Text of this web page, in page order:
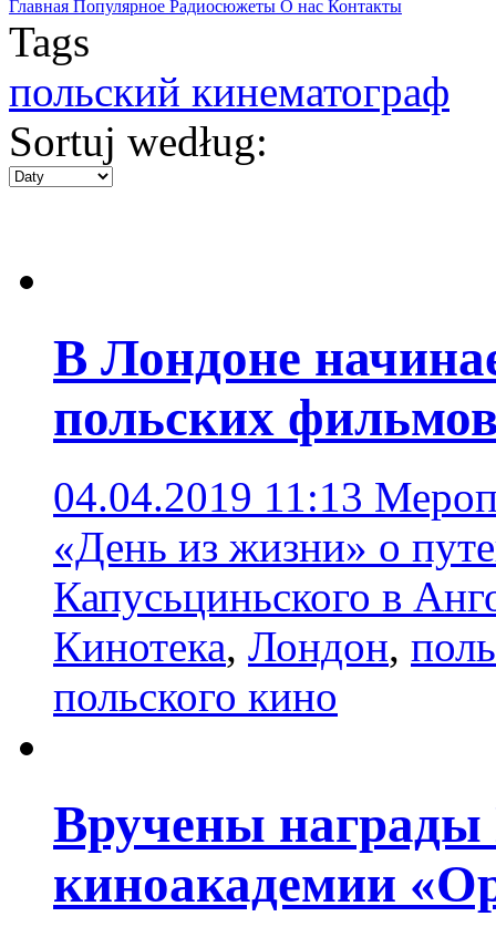
Главная Популярное Радиосюжеты О нас Контакты
Tags
польский кинематограф
Sortuj według:
В Лондоне
польских
04.04.2019 11:13
«День из жизни» о
Капусьциньского в
Кинотека, Лондон,
польского кино
Вручены награды
киноакадемии